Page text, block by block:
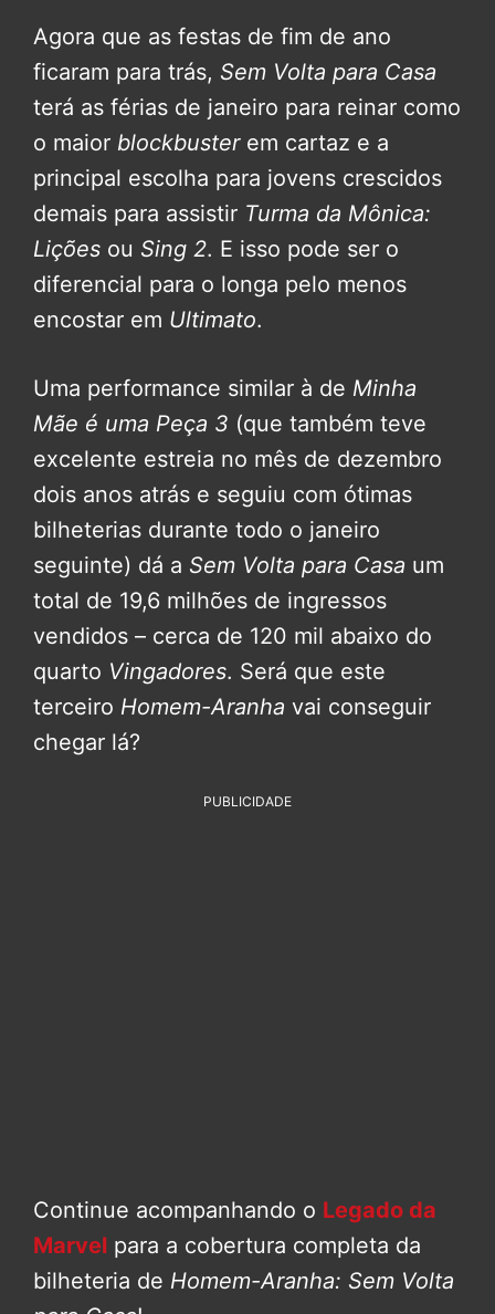
Agora que as festas de fim de ano
ficaram para trás, Sem Volta para Casa
terá as férias de janeiro para reinar como
o maior blockbusterem cartaz e a
principal escolha para jovens crescidos
demais para assistir Turma da Mônica:
Lições ou Sing 2. E isso pode ser o
diferencial para o longa pelo menos
encostar em Ultimato.
Uma performance similar à de Minha
Mãe é uma Peça 3 (que também teve
excelente estreia no mês de dezembro
dois anos atrás e seguiu com ótimas
bilheterias durante todo o janeiro
seguinte) dá a Sem Volta para Casa um
total de 19,6 milhões de ingressos
vendidos – cerca de 120 mil abaixo do
quarto Vingadores. Será que este
terceiro Homem-Aranha vai conseguir
chegar lá?
PUBLICIDADE
Continue acompanhando o Legado da
Marvel para a cobertura completa da
bilheteria de Homem-Aranha: Sem Volta